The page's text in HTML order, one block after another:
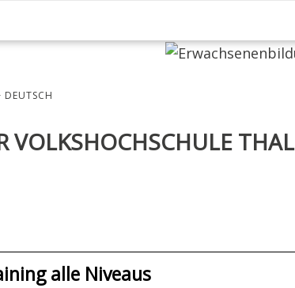
DEUTSCH
VOLKSHOCHSCHULE THAL
alle Niveaus